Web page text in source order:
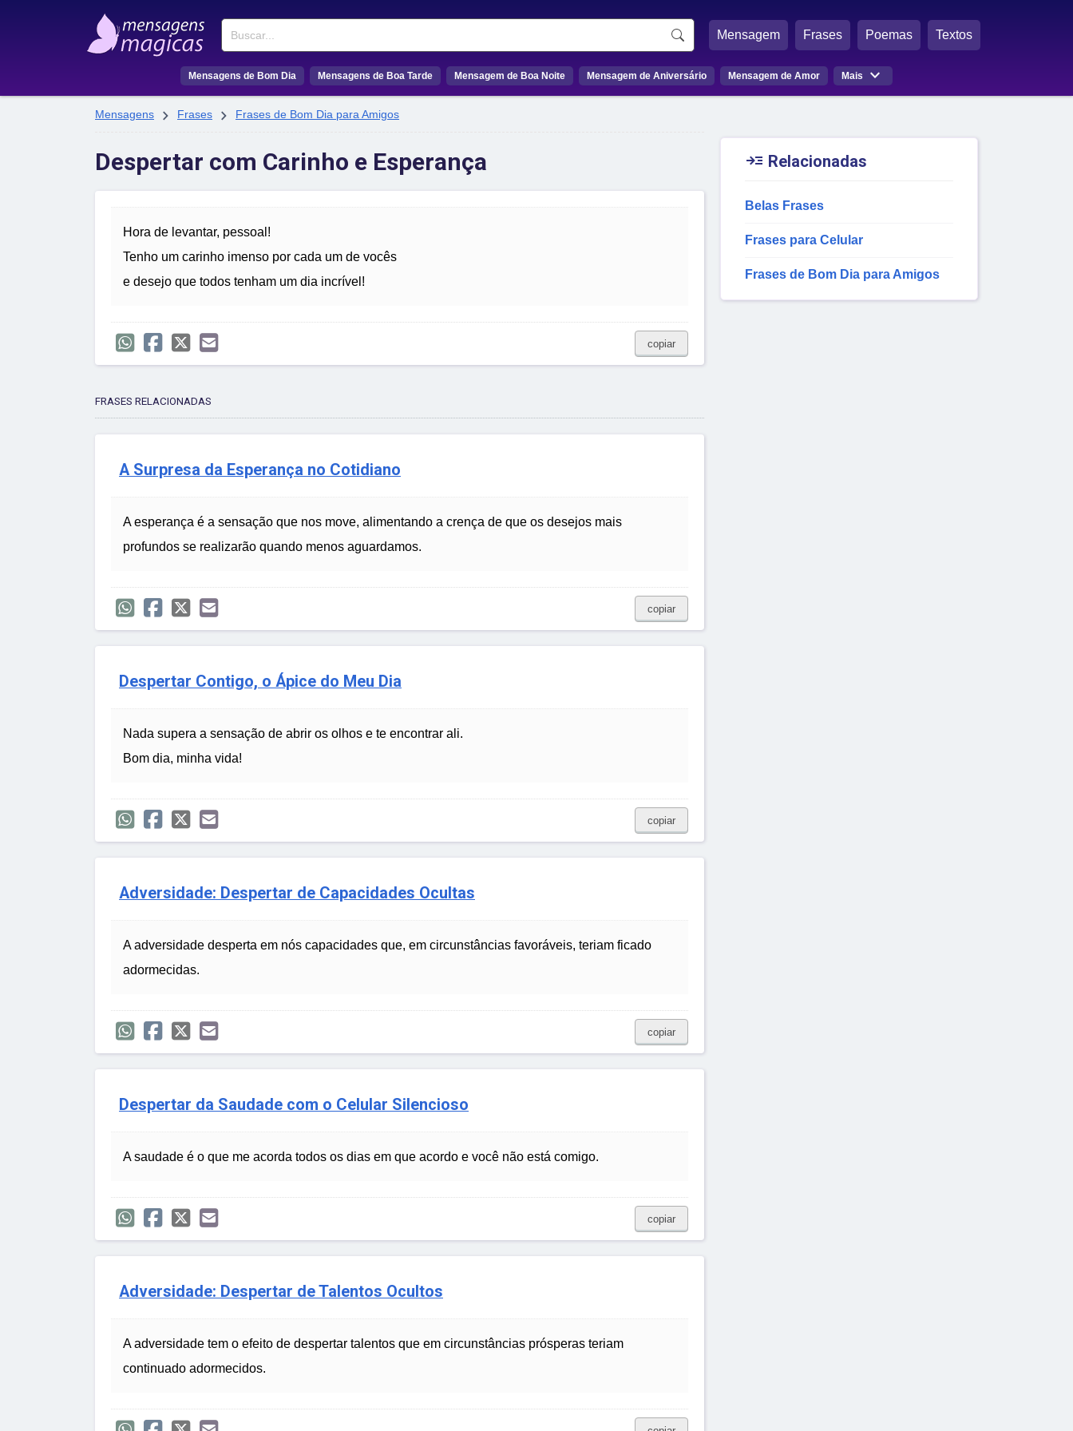
Buscar Mensagem Frases Poemas Textos
Mensagens de Bom Dia Mensagens de Boa Tarde Mensagem de Boa Noite Mensagem de Aniversário Mensagem de Amor Mais 
Mensagens  Frases  Frases de Bom Dia para Amigos
Despertar com Carinho e Esperança
Hora de levantar, pessoal!
Tenho um carinho imenso por cada um de vocês
e desejo que todos tenham um dia incrível!
copiar
FRASES RELACIONADAS
A Surpresa da Esperança no Cotidiano
A esperança é a sensação que nos move, alimentando a crença de que os desejos mais
profundos se realizarão quando menos aguardamos.
copiar
Despertar Contigo, o Ápice do Meu Dia
Nada supera a sensação de abrir os olhos e te encontrar ali.
Bom dia, minha vida!
copiar
Adversidade: Despertar de Capacidades Ocultas
A adversidade desperta em nós capacidades que, em circunstâncias favoráveis, teriam ficado
adormecidas.
copiar
Despertar da Saudade com o Celular Silencioso
A saudade é o que me acorda todos os dias em que acordo e você não está comigo.
copiar
Adversidade: Despertar de Talentos Ocultos
A adversidade tem o efeito de despertar talentos que em circunstâncias prósperas teriam
continuado adormecidos.
 Relacionadas
Belas Frases
Frases para Celular
Frases de Bom Dia para Amigos